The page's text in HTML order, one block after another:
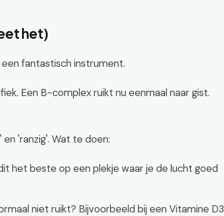
het)
fantastisch instrument.
Een B-complex ruikt nu eenmaal naar gist.
'ranzig'. Wat te doen:
het beste op een plekje waar je de lucht goed
niet ruikt? Bijvoorbeeld bij een Vitamine D3